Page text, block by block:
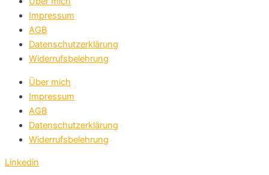
Impressum
AGB
Datenschutzerklärung
Widerrufsbelehrung
Über mich
Impressum
AGB
Datenschutzerklärung
Widerrufsbelehrung
Linkedin